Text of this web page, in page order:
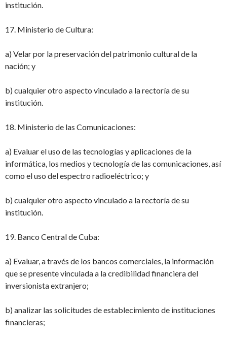
institución.
17. Ministerio de Cultura:
a) Velar por la preservación del patrimonio cultural de la
nación; y
b) cualquier otro aspecto vinculado a la rectoría de su
institución.
18. Ministerio de las Comunicaciones:
a) Evaluar el uso de las tecnologías y aplicaciones de la
informática, los medios y tecnología de las comunicaciones, así
como el uso del espectro radioeléctrico; y
b) cualquier otro aspecto vinculado a la rectoría de su
institución.
19. Banco Central de Cuba:
a) Evaluar, a través de los bancos comerciales, la información
que se presente vinculada a la credibilidad financiera del
inversionista extranjero;
b) analizar las solicitudes de establecimiento de instituciones
financieras;